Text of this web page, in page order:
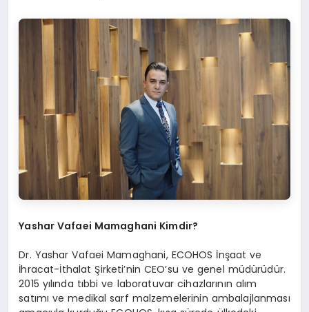
Yashar Vafaei Mamaghani Kimdir?
Dr. Yashar Vafaei Mamaghani, ECOHOS İnşaat ve
İhracat-İthalat Şirketi’nin CEO’su ve genel müdürüdür.
2015 yılında tıbbi ve laboratuvar cihazlarının alım
satımı ve medikal sarf malzemelerinin ambalajlanması